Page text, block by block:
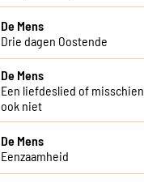
De Mens
Drie dagen Oostende
De Mens
Een liefdeslied of misschien
ook niet
De Mens
Eenzaamheid